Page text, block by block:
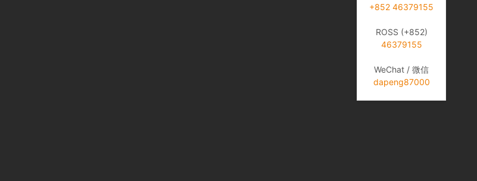
+852 46379155
ROSS (+852)
46379155
WeChat / 微信
dapeng87000